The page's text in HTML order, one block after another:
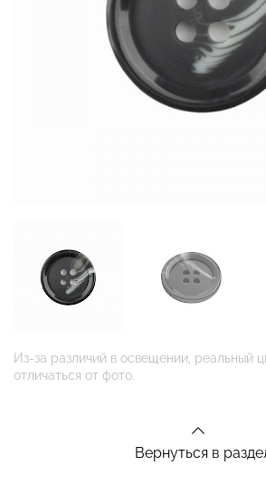
Из-за различий в освещении, реальный
отличаться от фото.
Вернуться в